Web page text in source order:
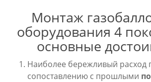
Монтаж
оборудования 4
основные
Наиболее бережливый расход
сопоставлению с прошлыми